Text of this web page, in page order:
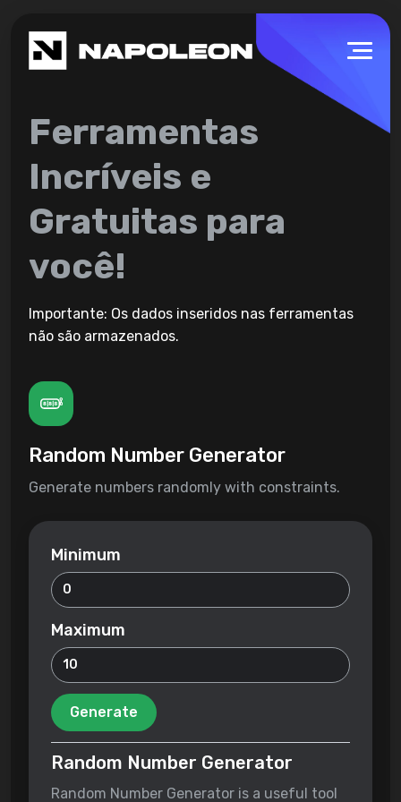
Ferramentas
Incríveis e
Gratuitas para
você!
Importante: Os dados inseridos nas ferramentas
não são armazenados.
Random Number Generator
Generate numbers randomly with constraints.
Minimum
Maximum
Generate
Random Number Generator
Random Number Generator is a useful tool